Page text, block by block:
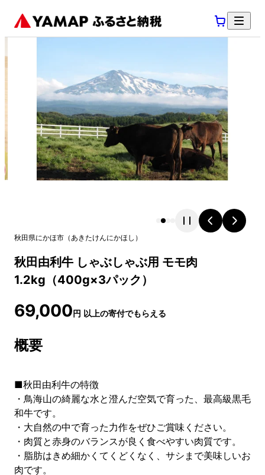
秋田県にかほ市 （あきたけんにかほし ）
秋田由利牛 しゃぶしゃぶ用 モモ肉
1.2kg（400g×3パック）
69,000円 以上の寄付でもらえる
概要
■秋田由利牛の特徴
・鳥海山の綺麗な水と澄んだ空気で育った、最高級黒毛
和牛です。
・大自然の中で育った力作をぜひご賞味ください。
・肉質と赤身のバランスが良く食べやすい肉質です。
・脂肪はきめ細かくてくどくなく、サシまで美味しいお
肉です。